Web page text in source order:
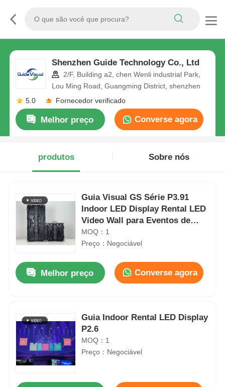
Shenzhen Guide Technology Co., Ltd
2/F, Building a2, chen Wenli industrial Park,
Lou Ming Road, Guangming District, shenzhen
5.0
Fornecedor verificado
Melhor preço Converse agora
produtos Sobre nós
Guia Visual GS Série P3.91
Indoor LED Display Rental LED
Video Wall para Eventos de
palco Eventos corporativos e
conferências
MOQ：1
Preço：Negociável
Melhor preço Converse agora
Guia Indoor Rental LED Display
P2.6
MOQ：1
Preço：Negociável